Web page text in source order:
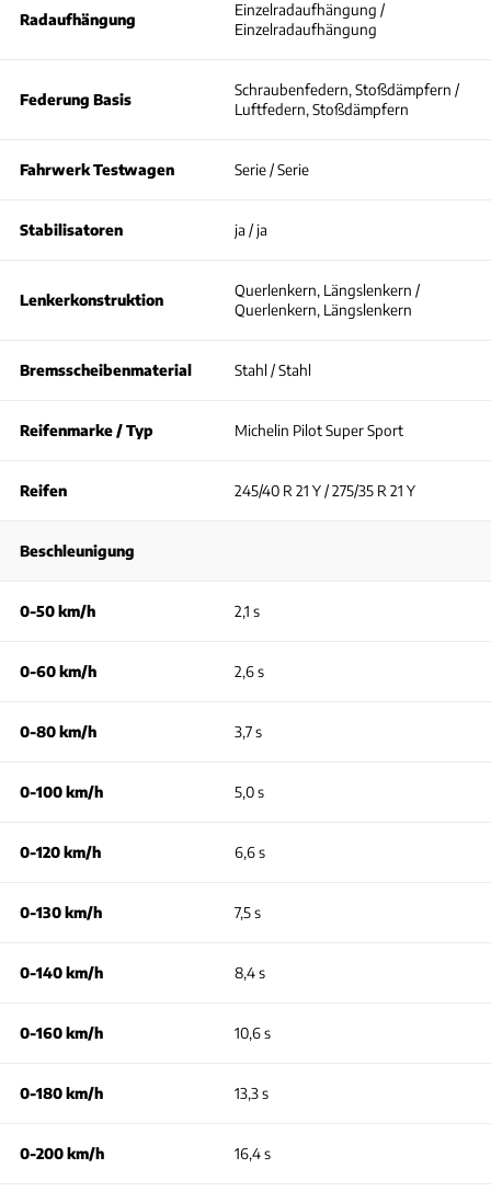
Radaufhängung
Einzelradaufhängung /
Einzelradaufhängung
Federung Basis
Schraubenfedern, Stoßdämpfern /
Luftfedern, Stoßdämpfern
Fahrwerk Testwagen Serie / Serie
Stabilisatoren ja / ja
Lenkerkonstruktion
Querlenkern, Längslenkern /
Querlenkern, Längslenkern
Bremsscheibenmaterial Stahl / Stahl
Reifenmarke / Typ Michelin Pilot Super Sport
Reifen 245/40 R 21 Y / 275/35 R 21 Y
Beschleunigung
0-50 km/h 2,1 s
0-60 km/h 2,6 s
0-80 km/h 3,7 s
0-100 km/h 5,0 s
0-120 km/h 6,6 s
0-130 km/h 7,5 s
0-140 km/h 8,4 s
0-160 km/h 10,6 s
0-180 km/h 13,3 s
0-200 km/h 16,4 s